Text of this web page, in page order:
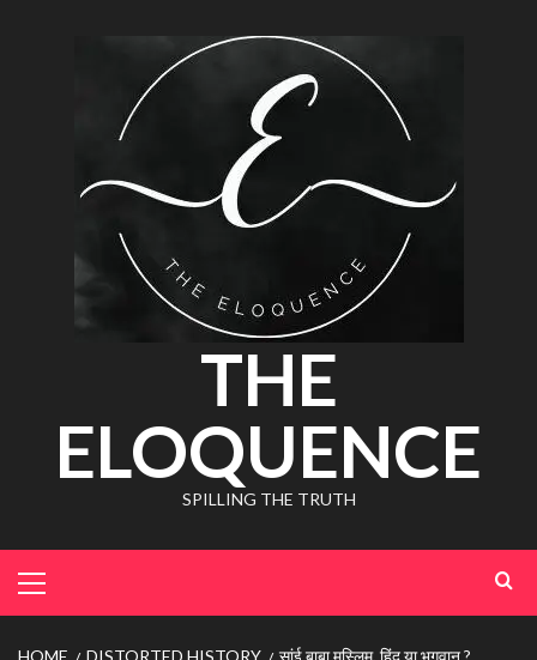
THE
ELOQUENCE
SPILLING THE TRUTH
HOME DISTORTED HISTORY सांई बाबा मुस्लिम, हिंदू या भगवान ?